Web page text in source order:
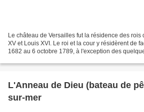
Le château de Versailles fut la résidence des rois
XV et Louis XVI. Le roi et la cour y résidèrent de
1682 au 6 octobre 1789, à l'exception des
L'Anneau de Dieu (bateau de
sur-mer